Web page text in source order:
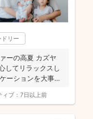
リー
ーの高夏 カズヤ
してリラックスし
ーションを大事に
ブ： 7日以上前